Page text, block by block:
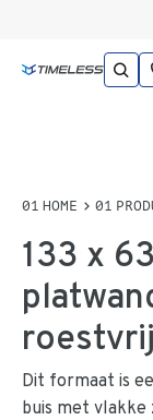
HOME
133 x
Dit formaat is
buis met vlakke